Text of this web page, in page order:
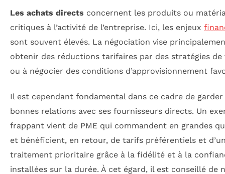
Les achats directs concernent les produits ou
critiques à l’activité de l’entreprise. Ici, les enjeux
sont souvent élevés. La négociation vise
obtenir des réductions tarifaires par des stratégies de
ou à négocier des conditions d’approvisionnement
Il est cependant fondamental dans ce cadre de garder
bonnes relations avec ses fournisseurs directs. Un
frappant vient de PME qui commandent en grandes
et bénéficient, en retour, de tarifs préférentiels et
traitement prioritaire grâce à la fidélité et à la
installées sur la durée. À cet égard, il est conseillé de